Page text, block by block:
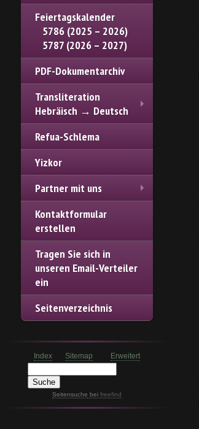
Feiertagskalender
5786 (2025 – 2026)
5787 (2026 – 2027)
PDF-Dokumentarchiv
Transliteration
Hebräisch → Deutsch
Refua-Schlema
Yizkor
Partner mit uns
Kontaktformular
erstellen
Tragen Sie sich in
unseren Email-Verteiler
ein
Seitenverzeichnis
Index Sitemap Erweitert
Seitensuche bei freefind